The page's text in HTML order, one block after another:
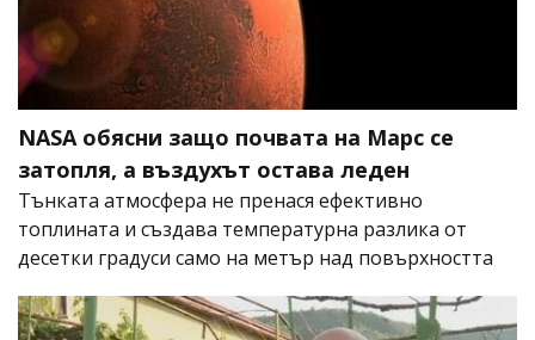
NASA обясни защо почвата на Марс се
затопля, а въздухът остава леден
Тънката атмосфера не пренася ефективно
топлината и създава температурна разлика от
десетки градуси само на метър над повърхността